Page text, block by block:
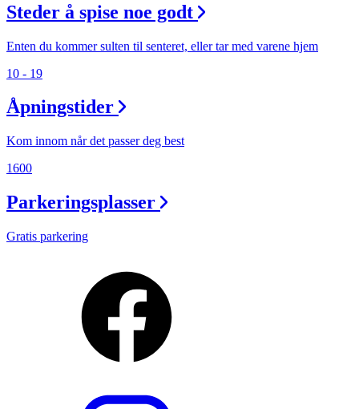
Steder å spise noe godt
Enten du kommer sulten til senteret, eller tar med varene hjem
10 - 19
Åpningstider
Kom innom når det passer deg best
1600
Parkeringsplasser
Gratis parkering